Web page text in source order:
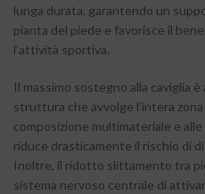
lunga durata, garantendo un
pianta del piede e favorisce il
l’attività sportiva.
Il massimo sostegno alla caviglia
struttura che avvolge l’intera zona
composizione multimateriale e
riduce drasticamente il rischio di
Inoltre, il ridotto slittamento tra
sistema nervoso centrale di